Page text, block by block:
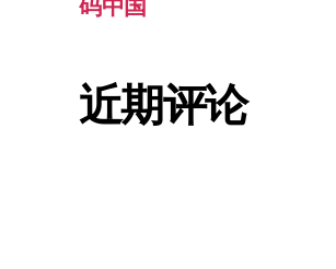
码中国
近期评论